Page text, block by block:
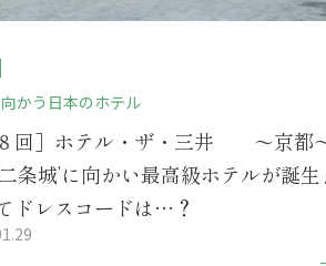
かう日本のホテル
８回］ホテル・ザ・三井 ～京都
条城’に向かい最高級ホテルが誕
ドレスコードは…？